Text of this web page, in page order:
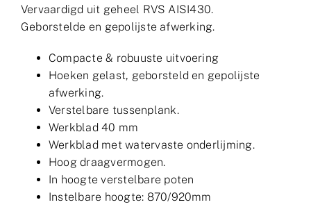
Vervaardigd uit geheel RVS AISI430.
Geborstelde en gepolijste afwerking.
Compacte & robuuste uitvoering
Hoeken gelast, geborsteld en gepolijste
afwerking.
Verstelbare tussenplank.
Werkblad 40 mm
Werkblad met watervaste onderlijming.
Hoog draagvermogen.
In hoogte verstelbare poten
Instelbare hoogte: 870/920mm